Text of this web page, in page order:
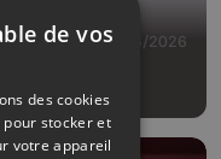
09/06/2026
de vos
des cookies
stocker et
votre appareil